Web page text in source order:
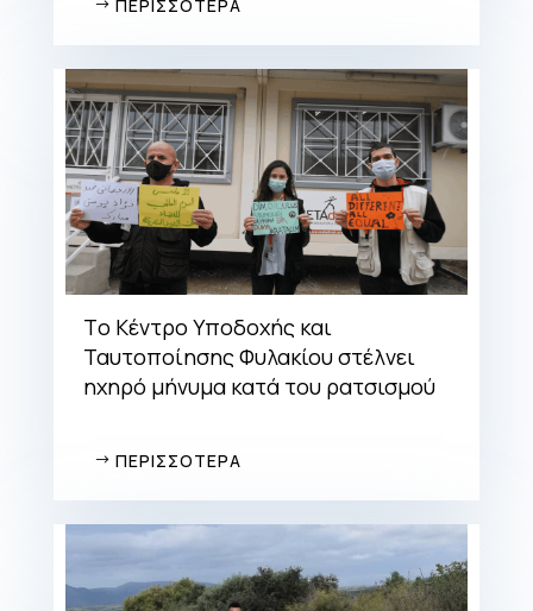
ΠΕΡΙΣΣΟΤΕΡΑ
Tο Κέντρο Υποδοχής και
Ταυτοποίησης Φυλακίου στέλνει
ηχηρό μήνυμα κατά του ρατσισμού
ΠΕΡΙΣΣΟΤΕΡΑ